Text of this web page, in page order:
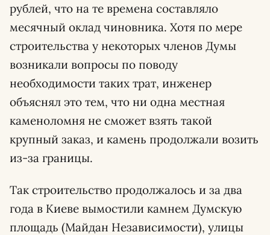
рублей, что на те времена составляло
месячный оклад чиновника. Хотя по мере
строительства у некоторых членов Думы
возникали вопросы по поводу
необходимости таких трат, инженер
объяснял это тем, что ни одна местная
каменоломня не сможет взять такой
крупный заказ, и камень продолжали возить
из-за границы.
Так строительство продолжалось и за два
года в Киеве вымостили камнем Думскую
площадь (Майдан Независимости), улицы